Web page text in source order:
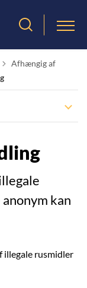
Tilbage til
Afhængig af
kan
illegale rusmidler